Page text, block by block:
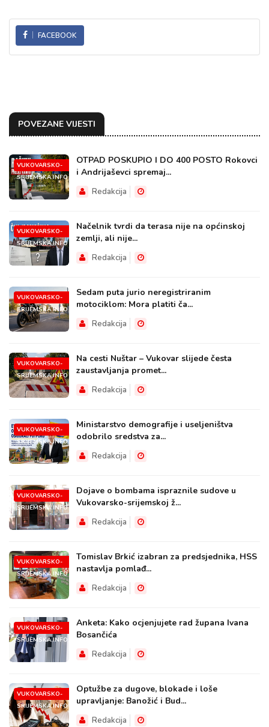
FACEBOOK
POVEZANE VIJESTI
VUKOVARSKO-
SRIJEMSKA.INFO
OTPAD POSKUPIO I DO 400 POSTO Rokovci
i Andrijaševci spremaj...
Redakcija
VUKOVARSKO-
SRIJEMSKA.INFO
Načelnik tvrdi da terasa nije na općinskoj
zemlji, ali nije...
Redakcija
VUKOVARSKO-
SRIJEMSKA.INFO
Sedam puta jurio neregistriranim
motociklom: Mora platiti ča...
Redakcija
VUKOVARSKO-
SRIJEMSKA.INFO
Na cesti Nuštar – Vukovar slijede česta
zaustavljanja promet...
Redakcija
VUKOVARSKO-
SRIJEMSKA.INFO
Ministarstvo demografije i useljeništva
odobrilo sredstva za...
Redakcija
VUKOVARSKO-
SRIJEMSKA.INFO
Dojave o bombama ispraznile sudove u
Vukovarsko-srijemskoj ž...
Redakcija
VUKOVARSKO-
SRIJEMSKA.INFO
Tomislav Brkić izabran za predsjednika, HSS
nastavlja pomlađ...
Redakcija
VUKOVARSKO-
SRIJEMSKA.INFO
Anketa: Kako ocjenjujete rad župana Ivana
Bosančića
Redakcija
VUKOVARSKO-
SRIJEMSKA.INFO
Optužbe za dugove, blokade i loše
upravljanje: Banožić i Bud...
Redakcija